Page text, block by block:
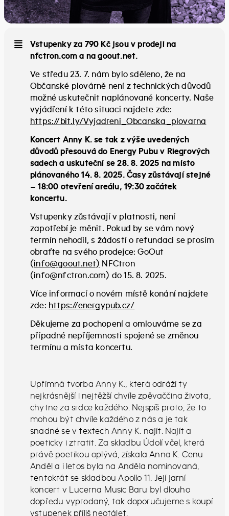
Vstupenky za 790 Kč jsou v prodeji na
nfctron.com a na goout.net.
Ve středu 23. 7. nám bylo sděleno, že na
Občanské plovárně není z technických důvodů
možné uskutečnit naplánované koncerty. Naše
vyjádření k této situaci najdete zde:
https://bit.ly/Vyjadreni_Obcanska_plovarna
Koncert Anny K. se tak z výše uvedených
důvodů přesouvá do Energy Pubu v Riegrových
sadech a uskuteční se 28. 8. 2025 na místo
plánovaného 14. 8. 2025. Časy zůstávají stejné
– 18:00 otevření areálu, 19:30 začátek
koncertu.
Vstupenky zůstávají v platnosti, není
zapotřebí je měnit. Pokud by se vám nový
termín nehodil, s žádostí o refundaci se prosím
obraťte na svého prodejce: GoOut
(info@goout.net) NFCtron
(info@nfctron.com) do 15. 8. 2025.
Více informací o novém místě konání najdete
zde: https://energypub.cz/
Děkujeme za pochopení a omlouváme se za
případné nepříjemnosti spojené se změnou
termínu a místa koncertu.
Upřímná tvorba Anny K., která odráží ty
nejkrásnější i nejtěžší chvíle zpěvaččina života,
chytne za srdce každého. Nejspíš proto, že to
mohou být chvíle každého z nás a je tak
snadné se v textech Anny K. najít. Najít a
poeticky i ztratit. Za skladbu Údolí včel, která
právě poetikou oplývá, získala Anna K. Cenu
Anděl a i letos byla na Anděla nominovaná,
tentokrát se skladbou Apollo 11. Její jarní
koncert v Lucerna Music Baru byl dlouho
dopředu vyprodaný, tak doporučujeme s koupí
vstupenek příliš neotálet.